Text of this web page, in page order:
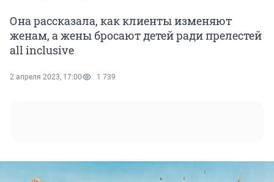
Она рассказала, как клиенты изменяют
женам, а жены бросают детей ради прелестей
all inclusive
2 апреля 2023, 17:00 1 739